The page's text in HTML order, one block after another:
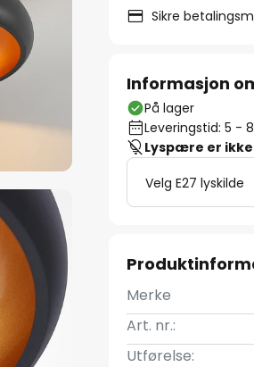
Sikre
Informasjon
På lager
Leveringstid: 5 -
Lyspære er ikke
Velg E27 lyskilde
Merke
Art. nr.:
Utførelse: